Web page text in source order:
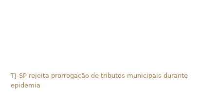
TJ-SP rejeita prorrogação de tributos municipais durante
epidemia